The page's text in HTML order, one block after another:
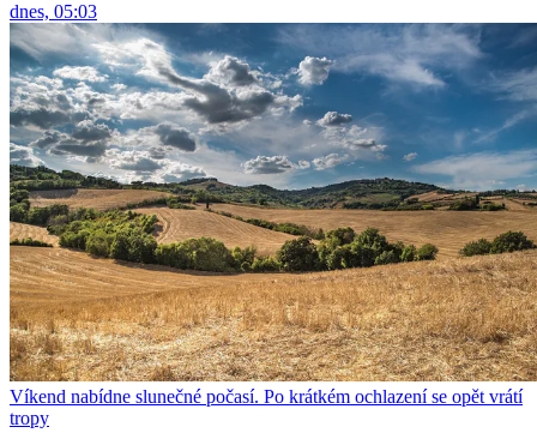
dnes, 05:03
Víkend nabídne slunečné počasí. Po krátkém ochlazení se opět vrátí
tropy